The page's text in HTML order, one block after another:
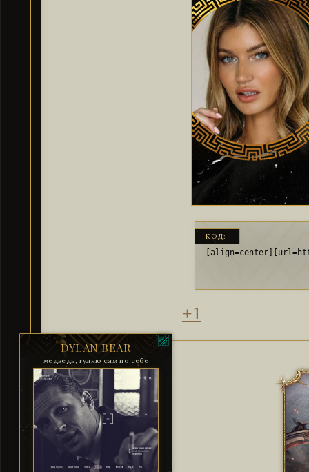
КОД:
+1
DYLAN BEAR
медведь, гуляю сам по себе